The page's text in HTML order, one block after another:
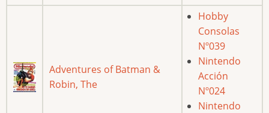
Adventures of Batman &
Robin, The
Hobby
Consolas
Nº039
Nintendo
Acción
Nº024
Nintendo